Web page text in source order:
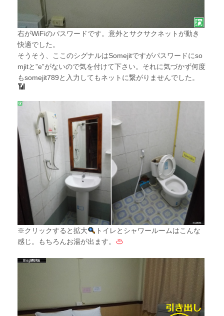
右がWiFiのパスワードです。意外とサクサクネットが動き
快適でした。
そうそう、ここのシグナルはSomejitですがパスワードにso
mjitと”e”がないので気を付けて下さい。それに気づかず何度
もsomejit789と入力してもネットに繋がりませんでした。
※クリックすると拡大
トイレとシャワールームはこんな
感じ。もちろんお湯が出ます。